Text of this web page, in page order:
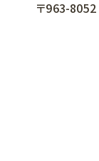
〒963-8052